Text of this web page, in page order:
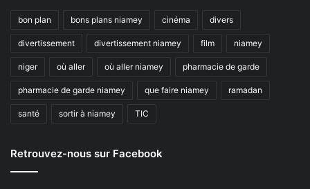
bon plan bons plans niamey cinéma divers
divertissement divertissement niamey film niamey
niger où aller où aller niamey pharmacie de garde
pharmacie de garde niamey que faire niamey ramadan
santé sortir à niamey TIC
Retrouvez-nous sur Facebook